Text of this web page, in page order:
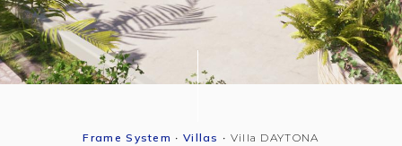
Frame System • Villas • Villa DAYTONA